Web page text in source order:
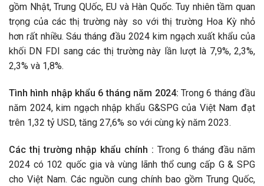
gồm Nhật, Trung QUốc, EU và Hàn Quốc. Tuy nhiên tầm quan
trọng của các thị trường này so với thị trường Hoa Kỳ nhỏ
hơn rất nhiều. Sáu tháng đầu 2024 kim ngạch xuất khẩu của
khối DN FDI sang các thị trường này lần lượt là 7,9%, 2,3%,
2,3% và 1,8%.
Tình hình nhập khẩu 6 tháng năm 2024: Trong 6 tháng đầu
năm 2024, kim ngạch nhập khẩu G&SPG của Việt Nam đạt
trên 1,32 tỷ USD, tăng 27,6% so với cùng kỳ năm 2023.
Các thị trường nhập khẩu chính : Trong 6 tháng đầu năm
2024 có 102 quốc gia và vùng lãnh thổ cung cấp G & SPG
cho Việt Nam. Các nguồn cung chính bao gồm Trung Quốc,